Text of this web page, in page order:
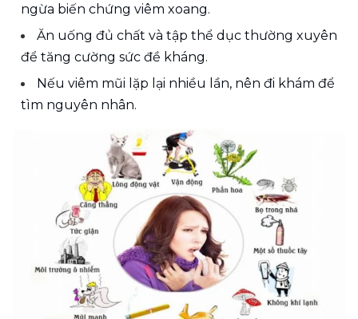
ngừa biến chứng viêm xoang.
Ăn uống đủ chất và tập thể dục thường xuyên
để tăng cường sức đề kháng.
Nếu viêm mũi lặp lại nhiều lần, nên đi khám để
tìm nguyên nhân.